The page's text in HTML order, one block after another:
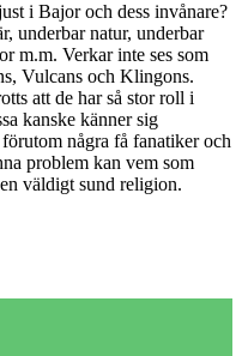
i Bajor och dess invånare?
underbar natur, underbar
m.m. Verkar inte ses som
Vulcans och Klingons.
att de har så stor roll i
kanske känner sig
några få fanatiker och
problem kan vem som
väldigt sund religion.